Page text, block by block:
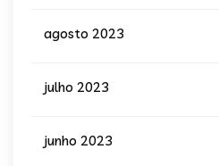
agosto 2023
julho 2023
junho 2023